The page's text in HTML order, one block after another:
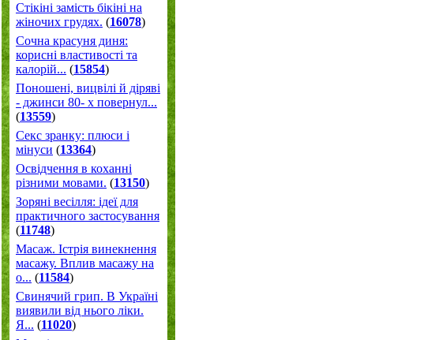
Стікіні замість бікіні на
жіночих грудях. (16078)
Сочна красуня диня:
корисні властивості та
калорій... (15854)
Поношені, вицвілі й діряві
- джинси 80- х повернул...
(13559)
Секс зранку: плюси і
мінуси (13364)
Освідчення в коханні
різними мовами. (13150)
Зоряні весілля: ідеї для
практичного застосування
(11748)
Масаж. Істрія винекнення
масажу. Вплив масажу на
о... (11584)
Свинячий грип. В Україні
виявили від нього ліки.
Я... (11020)